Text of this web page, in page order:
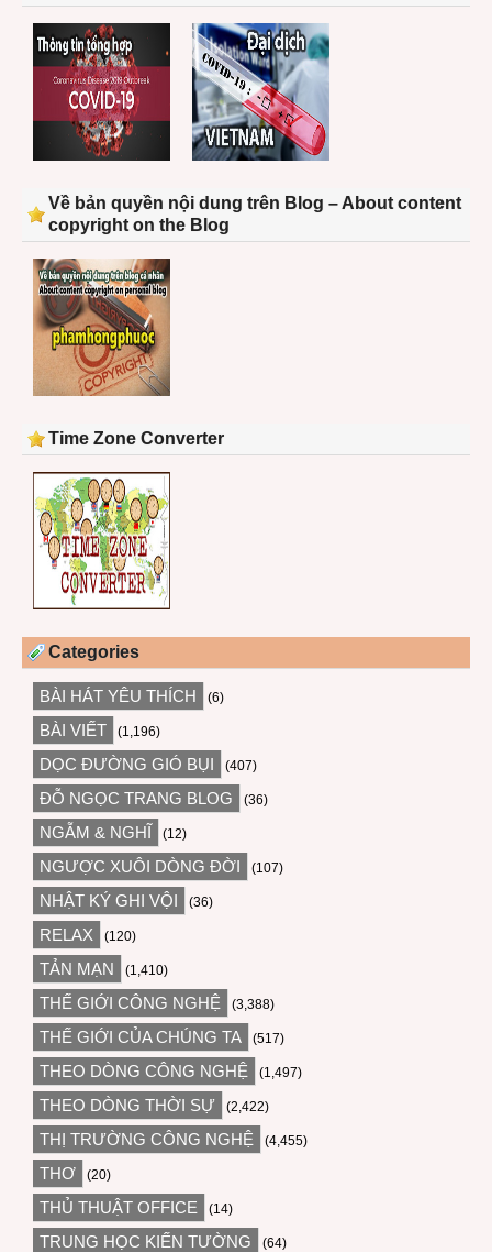
Về bản quyền nội dung trên Blog – About content
copyright on the Blog
Time Zone Converter
Categories
BÀI HÁT YÊU THÍCH (6)
BÀI VIẾT (1,196)
DỌC ĐƯỜNG GIÓ BỤI (407)
ĐỖ NGỌC TRANG BLOG (36)
NGẪM & NGHĨ (12)
NGƯỢC XUÔI DÒNG ĐỜI (107)
NHẬT KÝ GHI VỘI (36)
RELAX (120)
TẢN MẠN (1,410)
THẾ GIỚI CÔNG NGHỆ (3,388)
THẾ GIỚI CỦA CHÚNG TA (517)
THEO DÒNG CÔNG NGHỆ (1,497)
THEO DÒNG THỜI SỰ (2,422)
THỊ TRƯỜNG CÔNG NGHỆ (4,455)
THƠ (20)
THỦ THUẬT OFFICE (14)
TRUNG HỌC KIẾN TƯỜNG (64)